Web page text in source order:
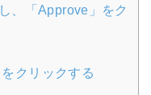
、「Approve」をク
クリックする